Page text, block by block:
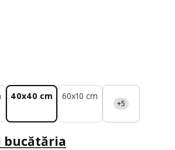
generală: 4.1 din 5 stele Total
40x40 cm 60x10 cm
+5
bucătăria